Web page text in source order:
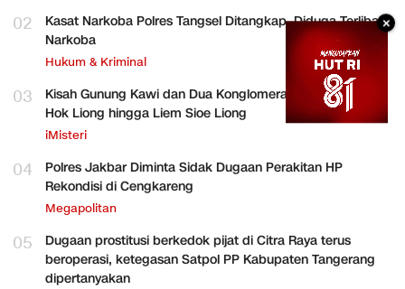
02
Kasat Narkoba Polres Tangsel Ditangkap, Diduga Terlibat
Narkoba
Hukum & Kriminal
03
Kisah Gunung Kawi dan Dua Konglomerat Indonesia Ong
Hok Liong hingga Liem Sioe Liong
iMisteri
04
Polres Jakbar Diminta Sidak Dugaan Perakitan HP
Rekondisi di Cengkareng
Megapolitan
05
Dugaan prostitusi berkedok pijat di Citra Raya terus
beroperasi, ketegasan Satpol PP Kabupaten Tangerang
dipertanyakan
×